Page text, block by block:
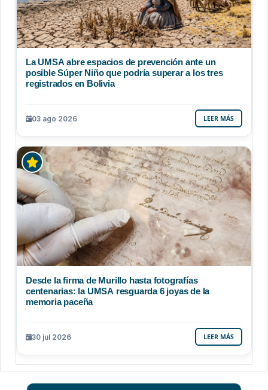
La UMSA abre espacios de prevención ante un
posible Súper Niño que podría superar a los tres
registrados en Bolivia
03 ago 2026 LEER MÁS
Desde la firma de Murillo hasta fotografías
centenarias: la UMSA resguarda 6 joyas de la
memoria paceña
30 jul 2026 LEER MÁS